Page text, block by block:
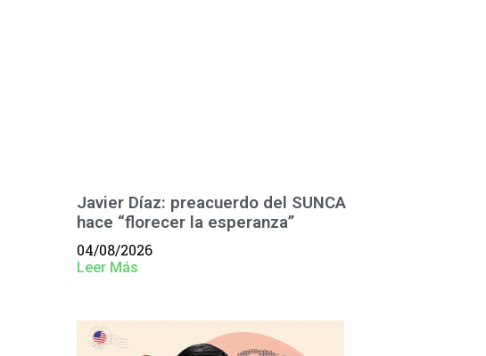
Javier Díaz: preacuerdo del SUNCA
hace “florecer la esperanza”
04/08/2026
Leer Más